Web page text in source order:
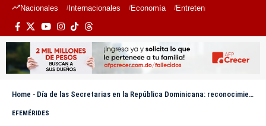
Nacionales Internacionales Economía Entretenimiento
Home - Día de las Secretarias en la República Dominicana: reconocimiento a una labor esencial
EFEMÉRIDES